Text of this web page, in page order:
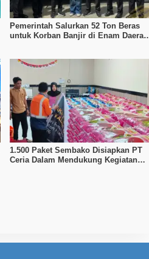
Pemerintah Salurkan 52 Ton Beras
untuk Korban Banjir di Enam Daerah
1.500 Paket Sembako Disiapkan PT
Ceria Dalam Mendukung Kegiatan